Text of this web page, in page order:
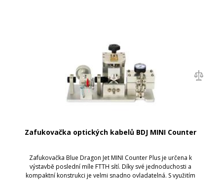
Zafukovačka optických kabelů BDJ MINI Counter
Zafukovačka Blue Dragon Jet MINI Counter Plus je určena k
výstavbě poslední míle FTTH sítí. Díky své jednoduchosti a
kompaktní konstrukci je velmi snadno ovladatelná. S využitím